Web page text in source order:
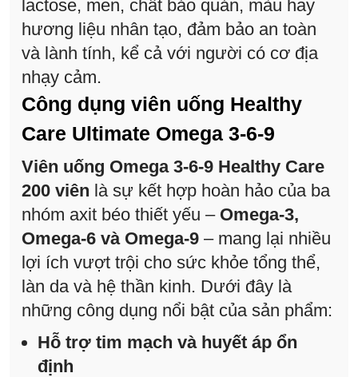
lactose, men, chất bảo quản, màu hay
hương liệu nhân tạo, đảm bảo an toàn
và lành tính, kể cả với người có cơ địa
nhạy cảm.
Công dụng viên uống Healthy
Care Ultimate Omega 3-6-9
Viên uống Omega 3-6-9 Healthy Care
200 viên là sự kết hợp hoàn hảo của ba
nhóm axit béo thiết yếu – Omega-3,
Omega-6 và Omega-9 – mang lại nhiều
lợi ích vượt trội cho sức khỏe tổng thể,
làn da và hệ thần kinh. Dưới đây là
những công dụng nổi bật của sản phẩm:
Hỗ trợ tim mạch và huyết áp ổn
định